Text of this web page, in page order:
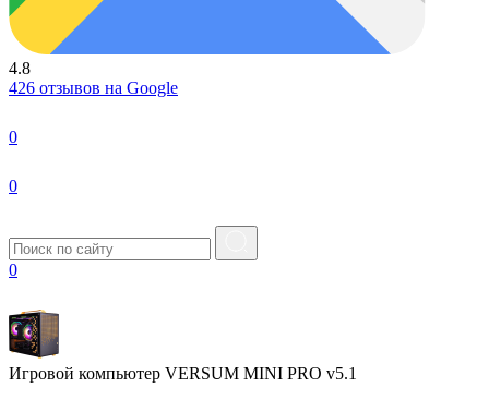
4.8
426 отзывов на Google
0
0
0
Игровой компьютер VERSUM MINI PRO v5.1